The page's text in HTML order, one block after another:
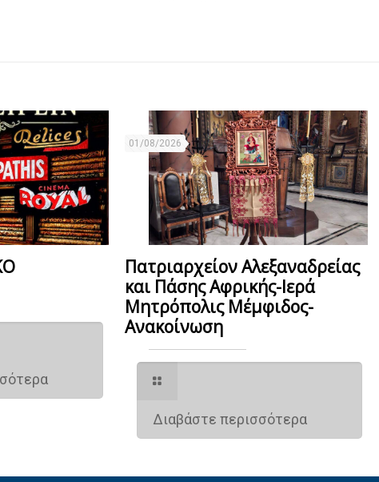
01/08/2026
Πατριαρχείον Αλεξαναδρείας
και Πάσης Αφρικής-Ιερά
Μητρόπολις Μέμφιδος-
Ανακοίνωση
Διαβάστε περισσότερα